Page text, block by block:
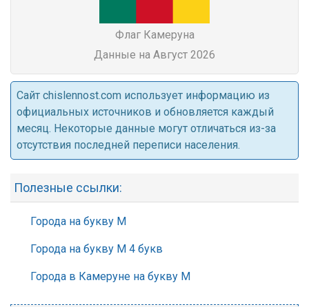
Флаг Камеруна
Данные на Август 2026
Cайт chislennost.com использует информацию из
официальных источников и обновляется каждый
месяц. Некоторые данные могут отличаться из-за
отсутствия последней переписи населения.
Полезные ссылки:
Города на букву М
Города на букву М 4 букв
Города в Камеруне на букву М